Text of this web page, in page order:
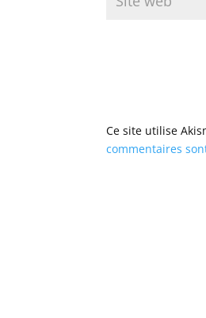
Ce site utilise
commentaires